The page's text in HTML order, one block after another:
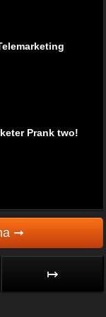
Prank two!
➞
↦